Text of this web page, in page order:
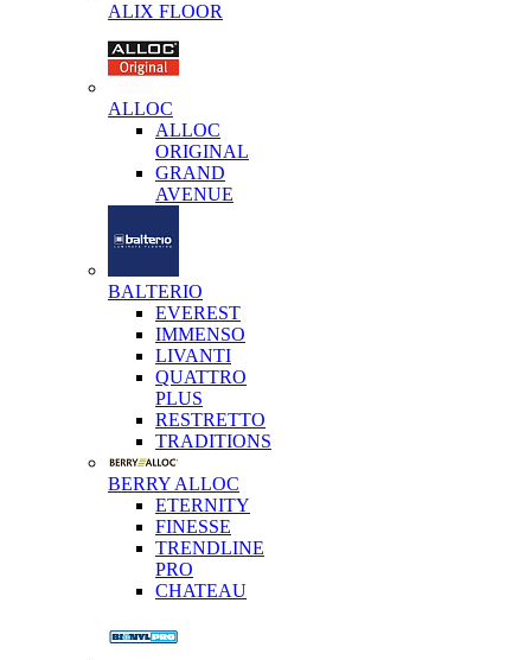
ALIX FLOOR
ALLOC
ALLOC
ORIGINAL
GRAND
AVENUE
BALTERIO
EVEREST
IMMENSO
LIVANTI
QUATTRO
PLUS
RESTRETTO
TRADITIONS
BERRY ALLOC
ETERNITY
FINESSE
TRENDLINE
PRO
CHATEAU